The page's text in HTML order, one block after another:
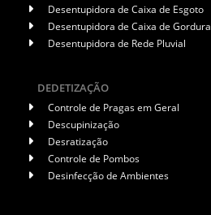
Desentupidora de Caixa de Esgoto
Desentupidora de Caixa de Gordura
Desentupidora de Rede Pluvial
DEDETIZAÇÃO
Controle de Pragas em Geral
Descupinização
Desratização
Controle de Pombos
Desinfecção de Ambientes